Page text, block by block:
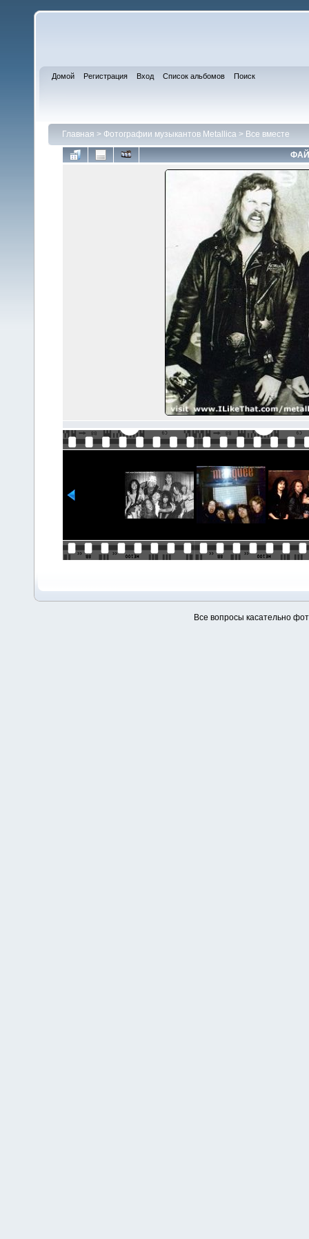
Домой Регистрация Вход Список альбомов Поиск
Главная > Фотографии музыкантов Metallica > Все вместе
Все вопросы касательно